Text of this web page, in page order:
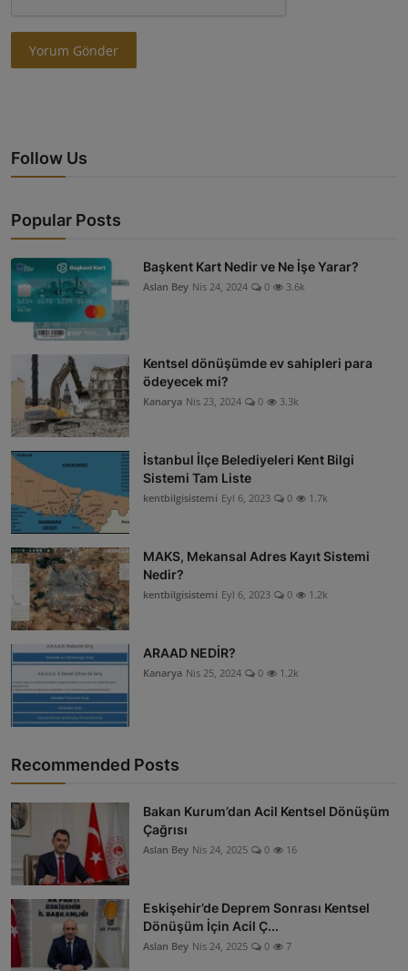
Yorum Gönder
Follow Us
Popular Posts
Başkent Kart Nedir ve Ne İşe Yarar?
Aslan Bey Nis 24, 2024 0 3.6k
Kentsel dönüşümde ev sahipleri para
ödeyecek mi?
Kanarya Nis 23, 2024 0 3.3k
İstanbul İlçe Belediyeleri Kent Bilgi
Sistemi Tam Liste
kentbilgisistemi Eyl 6, 2023 0 1.7k
MAKS, Mekansal Adres Kayıt Sistemi
Nedir?
kentbilgisistemi Eyl 6, 2023 0 1.2k
ARAAD NEDİR?
Kanarya Nis 25, 2024 0 1.2k
Recommended Posts
Bakan Kurum’dan Acil Kentsel Dönüşüm
Çağrısı
Aslan Bey Nis 24, 2025 0 16
Eskişehir’de Deprem Sonrası Kentsel
Dönüşüm İçin Acil Ç...
Aslan Bey Nis 24, 2025 0 7